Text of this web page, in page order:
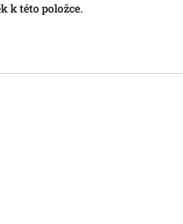
k této položce.